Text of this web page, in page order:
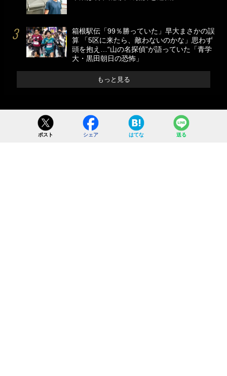
箱根駅伝「99％勝っていた」早大まさかの誤
算 「5区に来たら、敵わないのかな」思わず
頭を抱え…“山の名探偵”が語っていた「青学
大・黒田朝日の恐怖」
もっと見る
ポスト シェア はてな 送る